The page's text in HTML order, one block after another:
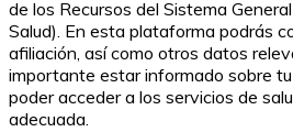
de los Recursos del Sistema
Salud). En esta plataforma podrás
afiliación, así como otros datos
importante estar informado sobre
poder acceder a los servicios de
adecuada.